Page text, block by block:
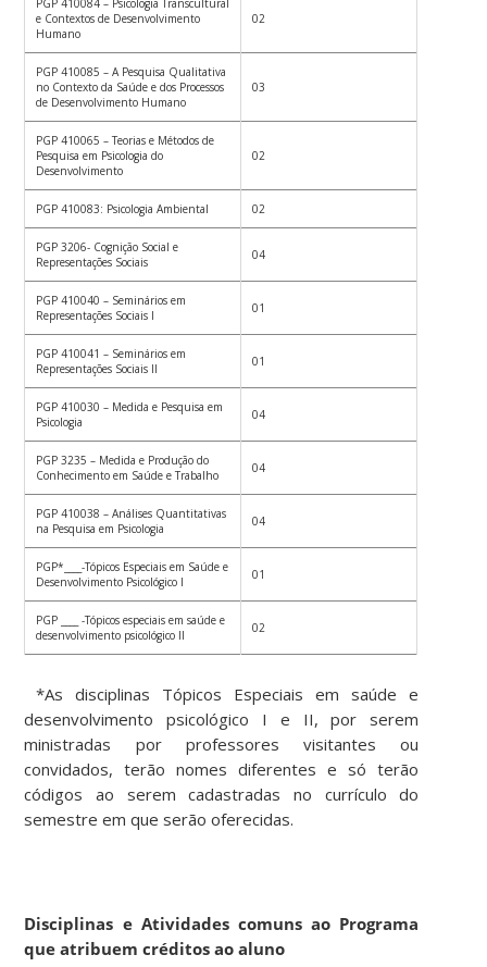
e Contextos de Desenvolvimento
Humano
02
PGP 410085 – A Pesquisa Qualitativa
no Contexto da Saúde e dos Processos
de Desenvolvimento Humano
03
PGP 410065 – Teorias e Métodos de
Pesquisa em Psicologia do
Desenvolvimento
02
PGP 410083: Psicologia Ambiental 02
PGP 3206- Cognição Social e
Representações Sociais
04
PGP 410040 – Seminários em
Representações Sociais I
01
PGP 410041 – Seminários em
Representações Sociais II
01
PGP 410030 – Medida e Pesquisa em
Psicologia
04
PGP 3235 – Medida e Produção do
Conhecimento em Saúde e Trabalho
04
PGP 410038 – Análises Quantitativas
na Pesquisa em Psicologia
04
PGP*____-Tópicos Especiais em Saúde e
Desenvolvimento Psicológico I
01
PGP ____ -Tópicos especiais em saúde e
desenvolvimento psicológico II
02
*As disciplinas Tópicos Especiais em saúde e
desenvolvimento psicológico I e II, por serem
ministradas por professores visitantes ou
convidados, terão nomes diferentes e só terão
códigos ao serem cadastradas no currículo do
semestre em que serão oferecidas.
Disciplinas e Atividades comuns ao Programa
que atribuem créditos ao aluno